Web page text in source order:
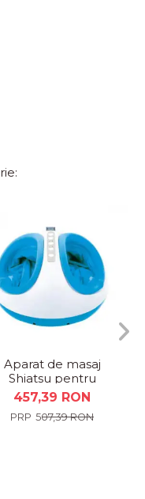
Aparat de masaj
Shiatsu pentru
45W, 3 trepte
intensitate, functie
de...
457,39 RON
507,39 RON